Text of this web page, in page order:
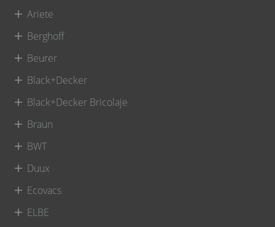
Ariete
Berghoff
Beurer
Black+Decker
Black+Decker Bricolaje
Braun
BWT
Duux
Ecovacs
ELBE